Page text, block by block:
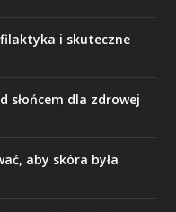
i skuteczne
słońcem dla zdrowej
aby skóra była